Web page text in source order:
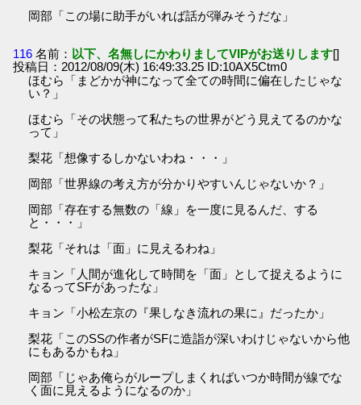
岡部「この場に助手がいれば話が弾みそうだな」
116 名前： 以下、名無しにかわりましてVIPがお送りします[]
投稿日：2012/08/09(木) 16:49:33.25 ID:10AX5Ctm0
ほむら「まどかが神になって全ての時間に偏在したじゃな
い？」
ほむら「その状態って私たちの世界がどう見えてるのかな
って」
梨花「想像するしかないわね・・・」
岡部「世界線の考え方が分かりやすいんじゃないか？」
岡部「存在する無数の「線」を一度に見るんだ、する
と・・・」
梨花「それは「面」に見えるわね」
キョン「人間が進化して時間を「面」として捉えるように
なるってSFがあったな」
キョン「小松左京の『果しなき流れの果に』だったか」
梨花「このSSの作者がSFに造詣が深いわけじゃないから他
にもあるかもね」
岡部「じゃあ俺らがループしまくればいつか時間が線でな
く面に見えるようになるのか」